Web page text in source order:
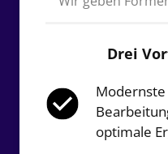
Drei
optimale